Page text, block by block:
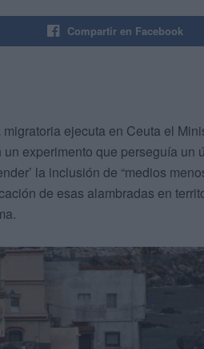
Compartir en Facebook
ejecuta en Ceuta el
un experimento que perseguía un
la inclusión de “medios
de esas alambradas en